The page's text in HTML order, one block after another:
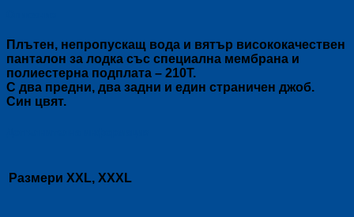
Плътен, непропускащ вода и вятър висококачествен
панталон за лодка със специална мембрана и
полиестерна подплата – 210Т.
С два предни, два задни и един страничен джоб.
Син цвят.
Размери XXL, XXXL